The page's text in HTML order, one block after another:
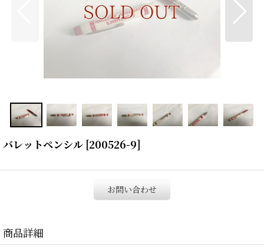
バレットペンシル [200526-9]
お問い合わせ
商品詳細